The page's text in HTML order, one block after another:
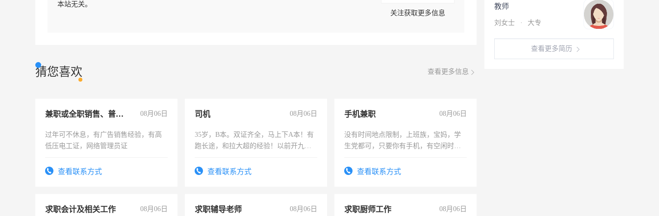
本站无关。
关注获取更多信息
猜您喜欢 查看更多信息
兼职或全职销售、普工、维修 08月06日
过年可不休息，有广告销售经验，有高
低压电工证，网络管理员证
查看联系方式
司机 08月06日
35岁，B本。双证齐全，马上下A本！有
跑长途，和拉大超的经验！以前开九米
查看联系方式
手机兼职 08月06日
没有时间地点限制，上班族，宝妈，学
生党都可，只要你有手机，有空闲时
勤快的四五十，每天挣零花钱没问题！
查看联系方式
求职会计及相关工作 08月06日 求职辅导老师 08月06日 求职厨师工作 08月06日
教师
刘女士 · 大专
查看更多简历